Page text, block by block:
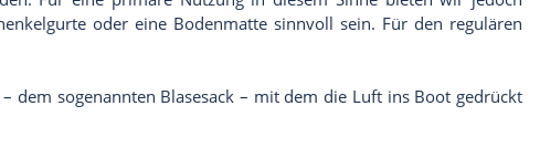
oder eine Bodenmatte sinnvoll sein. Für den regulären
dem sogenannten Blasesack – mit dem die Luft ins Boot gedrückt